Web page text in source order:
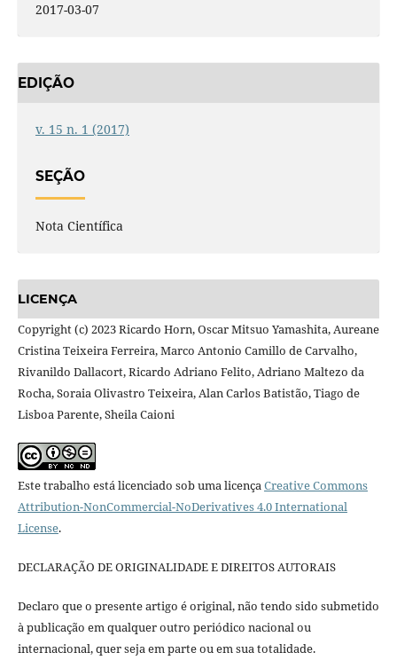
2017-03-07
EDIÇÃO
v. 15 n. 1 (2017)
SEÇÃO
Nota Científica
LICENÇA
Copyright (c) 2023 Ricardo Horn, Oscar Mitsuo Yamashita, Aureane
Cristina Teixeira Ferreira, Marco Antonio Camillo de Carvalho,
Rivanildo Dallacort, Ricardo Adriano Felito, Adriano Maltezo da
Rocha, Soraia Olivastro Teixeira, Alan Carlos Batistão, Tiago de
Lisboa Parente, Sheila Caioni
Este trabalho está licenciado sob uma licençaCreative Commons
Attribution-NonCommercial-NoDerivatives 4.0 International
License.
DECLARAÇÃO DE ORIGINALIDADE E DIREITOS AUTORAIS
Declaro que o presente artigo é original, não tendo sido submetido
à publicação em qualquer outro periódico nacional ou
internacional, quer seja em parte ou em sua totalidade.